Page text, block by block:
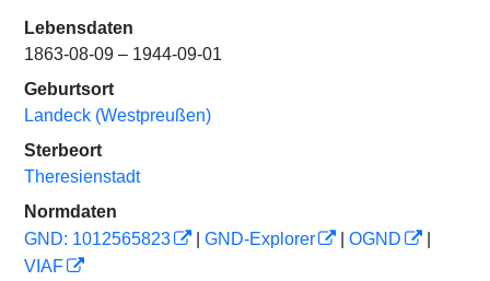
Lebensdaten
1863-08-09 – 1944-09-01
Geburtsort
Landeck (Westpreußen)
Sterbeort
Theresienstadt
Normdaten
GND: 1012565823
GND-Explorer OGND
VIAF